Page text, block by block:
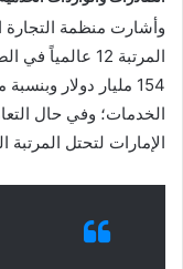
وأشارت منظمة التجارة
الخدمات؛ وفي حال
الإمارات لتحتل المرتبة الـ 8